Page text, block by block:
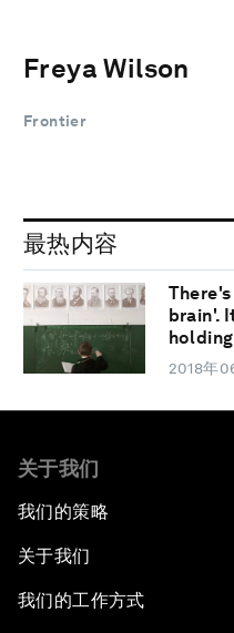
Freya Wilson
Frontier
最热内容
brain'.
2018年
关于我们
我们的策略
关于我们
我们的工作方式